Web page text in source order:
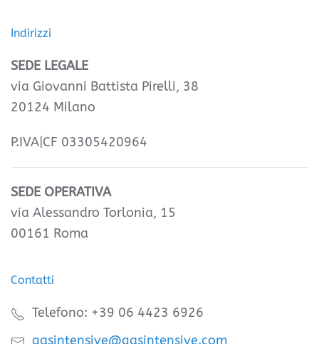
Indirizzi
SEDE LEGALE
via Giovanni Battista Pirelli, 38
20124 Milano
P.IVA|CF 03305420964
SEDE OPERATIVA
via Alessandro Torlonia, 15
00161 Roma
Contatti
Telefono: +39 06 4423 6926
gasintensive@gasintensive.com